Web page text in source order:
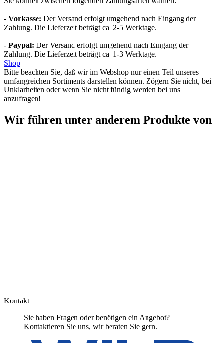
- Vorkasse: Der Versand erfolgt umgehend nach Eingang der
Zahlung. Die Lieferzeit beträgt ca. 2-5 Werktage.
- Paypal: Der Versand erfolgt umgehend nach Eingang der
Zahlung. Die Lieferzeit beträgt ca. 1-3 Werktage.
Shop
Bitte beachten Sie, daß wir im Webshop nur einen Teil unseres
umfangreichen Sortiments darstellen können. Zögern Sie nicht, bei
Unklarheiten oder wenn Sie nicht fündig werden bei uns
anzufragen!
Wir führen unter anderem Produkte von
Kontakt
Sie haben Fragen oder benötigen ein Angebot?
Kontaktieren Sie uns, wir beraten Sie gern.